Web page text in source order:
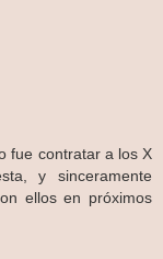
fue contratar a los X
y sinceramente
ellos en próximos